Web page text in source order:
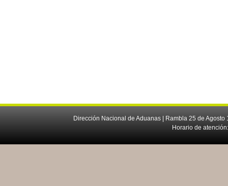
Dirección Nacional de Aduanas | Rambla 25 de
Horario de